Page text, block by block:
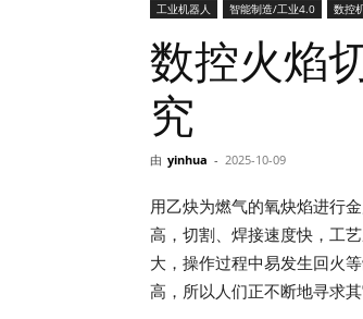
工业机器人 智能制造/工业4.0 数控
数控火焰
究
由 yinhua - 2025-10-09
用乙炔为燃气的氧炔焰进行
高，切割、焊接速度快，工
大，操作过程中易发生回火
高，所以人们正不断地寻求